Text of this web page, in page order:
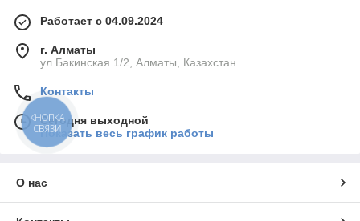
Работает с 04.09.2024
г. Алматы
ул.Бакинская 1/2, Алматы, Казахстан
Контакты
Сегодня выходной
Показать весь график работы
О нас
КНОПКА
СВЯЗИ